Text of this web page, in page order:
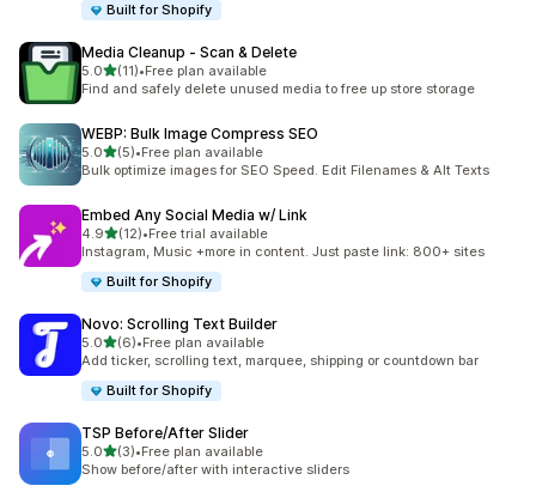
Built for Shopify
Media Cleanup ‑ Scan & Delete
5.0별 5개 중
(11)
총 리뷰 11개
•Free plan available
Find and safely delete unused media to free up store storage
WEBP: Bulk Image Compress SEO
5.0별 5개 중
(5)
총 리뷰 5개
•Free plan available
Bulk optimize images for SEO Speed. Edit Filenames & Alt Texts
Embed Any Social Media w/ Link
4.9별 5개 중
(12)
총 리뷰 12개
•Free trial available
Instagram, Music +more in content. Just paste link: 800+ sites
Built for Shopify
Novo: Scrolling Text Builder
5.0별 5개 중
(6)
총 리뷰 6개
•Free plan available
Add ticker, scrolling text, marquee, shipping or countdown bar
Built for Shopify
TSP Before/After Slider
5.0별 5개 중
(3)
총 리뷰 3개
•Free plan available
Show before/after with interactive sliders